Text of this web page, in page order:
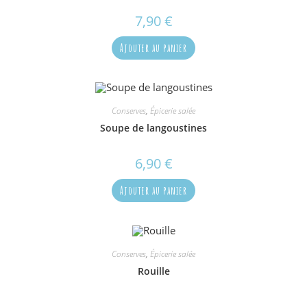
7,90€
Ajouter au panier
Conserves, Épicerie salée
Soupe de langoustines
6,90€
Ajouter au panier
Conserves, Épicerie salée
Rouille